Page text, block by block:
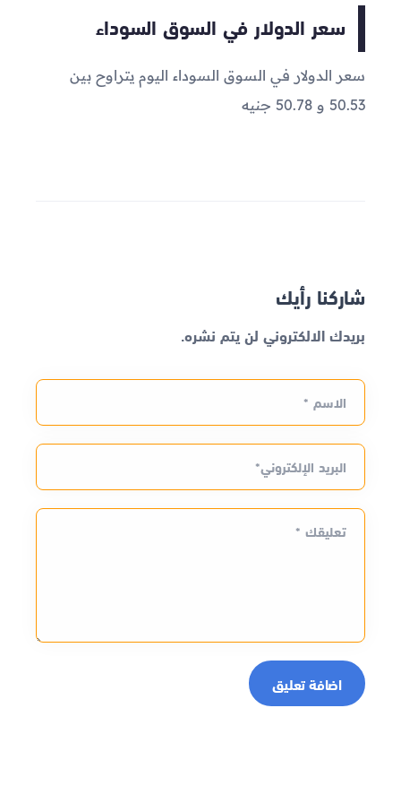
سعر الدولار في السوق السوداء
سعر الدولار في السوق السوداء اليوم يتراوح بين
50.53 و 50.78 جنيه
شاركنا رأيك
بريدك الالكتروني لن يتم نشره.
الاسم *
البريد الإلكتروني*
تعليقك *
اضافة تعليق